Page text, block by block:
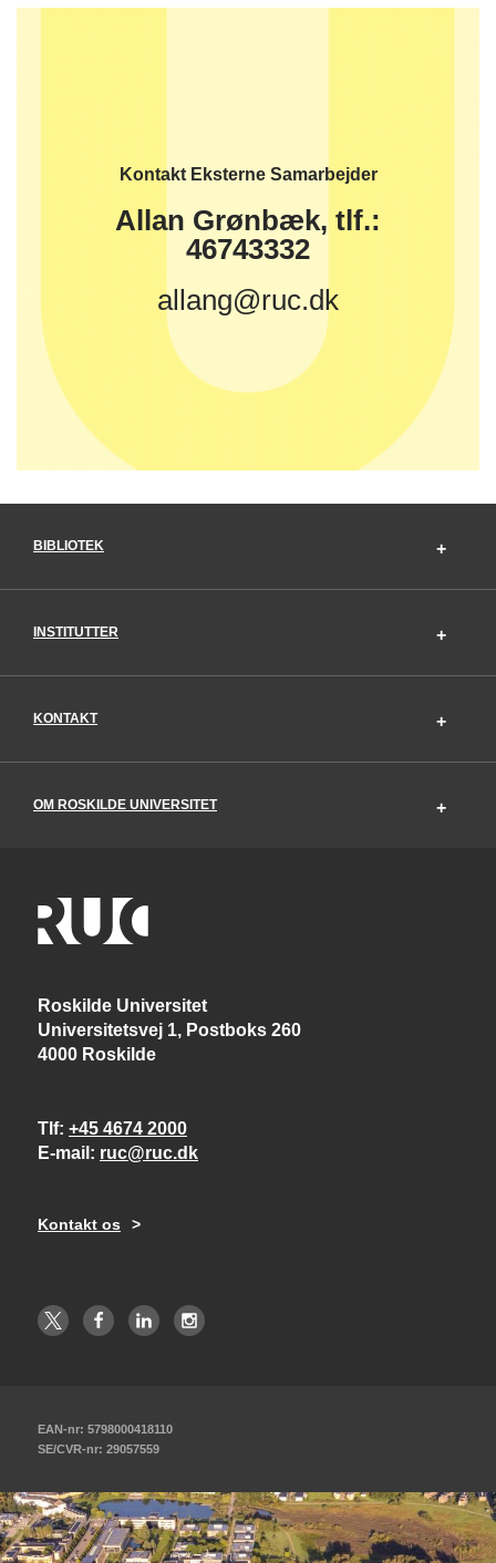
Kontakt Eksterne Samarbejder
Allan Grønbæk, tlf.:
46743332
allang@ruc.dk
BIBLIOTEK
INSTITUTTER
KONTAKT
OM ROSKILDE UNIVERSITET
Roskilde Universitet
Universitetsvej 1, Postboks 260
4000 Roskilde
Tlf +45 4674 2000
E-mail
ruc@ruc.dk
Kontakt os
EAN-nr: 5798000418110
SE/CVR-nr: 29057559